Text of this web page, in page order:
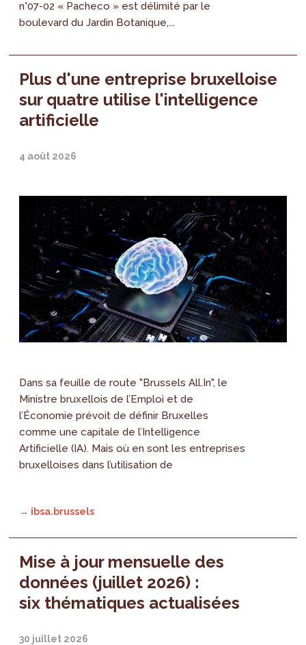
n°07-02 « Pacheco » est délimité par le
boulevard du Jardin Botanique,...
Plus d'une entreprise bruxelloise
sur quatre utilise l'intelligence
artificielle
4 août 2026
Dans sa feuille de route "Brussels All.In", le
Ministre bruxellois de l’Emploi et de
l’Économie prévoit de définir Bruxelles
comme une capitale de l’Intelligence
Artificielle (IA). Mais où en sont les entreprises
bruxelloises dans l’utilisation de
→ ibsa.brussels
Mise à jour mensuelle des
données (juillet 2026) :
six thématiques actualisées
30 juillet 2026